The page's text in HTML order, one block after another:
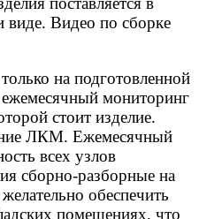
виде. Видео по сборке
на подготовленной
мониторинг
стоит изделие.
ЛКМ. Ежемесячный
всех узлов
сборно-разборные на
обеспечить
помещениях, что